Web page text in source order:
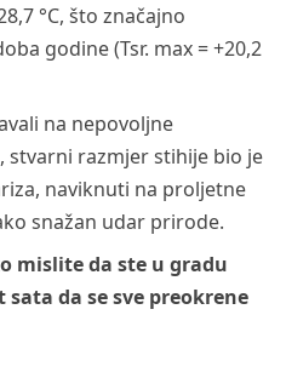
°C, što značajno
godine (Tsr. max = +20,2
na nepovoljne
stvarni razmjer stihije bio je
naviknuti na proljetne
snažan udar prirode.
mislite da ste u gradu
da se sve preokrene